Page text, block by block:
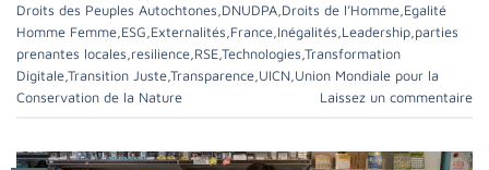
Droits des Peuples Autochtones DNUDPA Droits de l’Homme Egalité
Homme Femme ESG Externalités France Inégalités Leadership parties
prenantes locales resilience RSE Technologies Transformation
Digitale Transition Juste Transparence UICN Union Mondiale pour la
Conservation de la Nature
Laissez un commentaire